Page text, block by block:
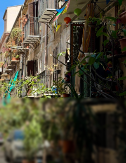
les territoires